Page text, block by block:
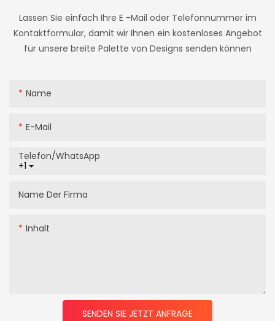
Lassen Sie einfach Ihre E -Mail oder Telefonnummer im
Kontaktformular, damit wir Ihnen ein kostenloses Angebot
für unsere breite Palette von Designs senden können
Name
E-Mail
+1
Telefon/WhatsApp
Name Der Firma
Inhalt
SENDEN SIE JETZT ANFRAGE